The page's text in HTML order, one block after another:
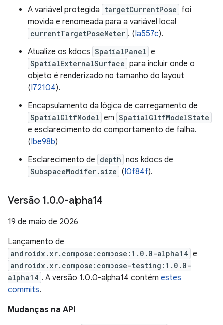
A variável protegida targetCurrentPose foi
movida e renomeada para a variável local
currentTargetPoseMeter . (Ia557c).
Atualize os kdocs SpatialPanel e
SpatialExternalSurface para incluir onde o
objeto é renderizado no tamanho do layout
(I72104).
Encapsulamento da lógica de carregamento de
SpatialGltfModel em SpatialGltfModelState
e esclarecimento do comportamento de falha.
(Ibe98b)
Esclarecimento de depth nos kdocs de
SubspaceModifer.size (I0f84f).
Versão 1.0.0-alpha14
19 de maio de 2026
Lançamento de
androidx.xr.compose:compose:1.0.0-alpha14 e
androidx.xr.compose:compose-testing:1.0.0-
alpha14 . A versão 1.0.0-alpha14 contém estes
commits.
Mudanças na API